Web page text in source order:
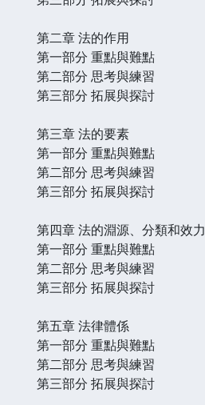
第二章 法的作用
第一部分 重點與難點
第二部分 思考與練習
第三部分 拓展與探討
第三章 法的要素
第一部分 重點與難點
第二部分 思考與練習
第三部分 拓展與探討
第四章 法的淵源、分類和效力
第一部分 重點與難點
第二部分 思考與練習
第三部分 拓展與探討
第五章 法律體係
第一部分 重點與難點
第二部分 思考與練習
第三部分 拓展與探討